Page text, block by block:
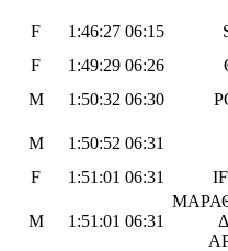
F 1:46:27 06:15
F 1:49:29 06:26
M 1:50:32 06:30
M 1:50:52 06:31
F 1:51:01 06:31
M 1:51:01 06:31